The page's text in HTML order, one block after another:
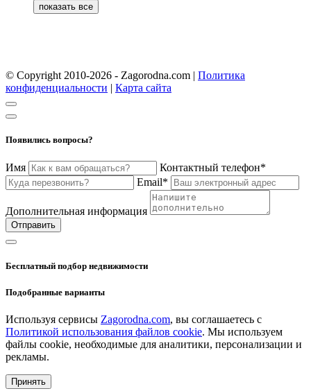
© Copyright 2010-2026 - Zagorodna.com | Политика
конфиденциальности | Карта сайта
Появились вопросы?
Имя
Контактный телефон*
Email*
Дополнительная информация
Отправить
Бесплатный подбор недвижимости
Подобранные варианты
Используя сервисы Zagorodna.com, вы соглашаетесь с
Политикой использования файлов cookie. Мы используем
файлы cookie, необходимые для аналитики, персонализации и
рекламы.
Принять